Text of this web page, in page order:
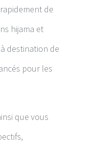
de
hijama et
destination de
pour les
que vous